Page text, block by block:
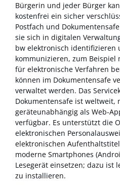
Bürgerin und jeder Bürger
kostenfrei ein sicher
Postfach und
sie sich in digitalen
bw elektronisch identifizieren
kommunizieren, zum
für elektronische Verfahren
können im Dokumentensafe
verwaltet werden. Das
Dokumentensafe ist weltweit,
geräteunabhängig als Web-
verfügbar. Es unterstützt die
elektronischen
elektronischen
moderne Smartphones
Lesegerät einsetzen; dazu ist
zu installieren.